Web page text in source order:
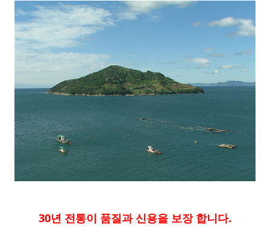
30년 전통이 품질과 신용을 보장 합니다.